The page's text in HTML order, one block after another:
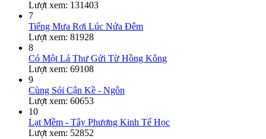
Lượt xem: 131403
7
Tiếng Mưa Rơi Lúc Nửa Đêm
Lượt xem: 81928
8
Có Một Lá Thư Gửi Từ Hồng Kông
Lượt xem: 69108
9
Cùng Sói Cận Kề - Ngôn
Lượt xem: 60653
10
Lạt Mềm - Tây Phương Kinh Tế Học
Lượt xem: 52852